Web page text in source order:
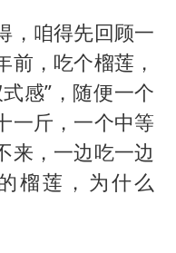
，咱得先回顾一
前，吃个榴莲，
感”，随便一个
一斤，一个中等
来，一边吃一边
榴莲，为什么